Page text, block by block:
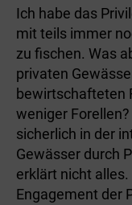
Ich habe das
mit teils immer
zu fischen. Was
privaten
bewirtschafteten
weniger
sicherlich in der
Gewässer durch
erklärt nicht
Engagement der